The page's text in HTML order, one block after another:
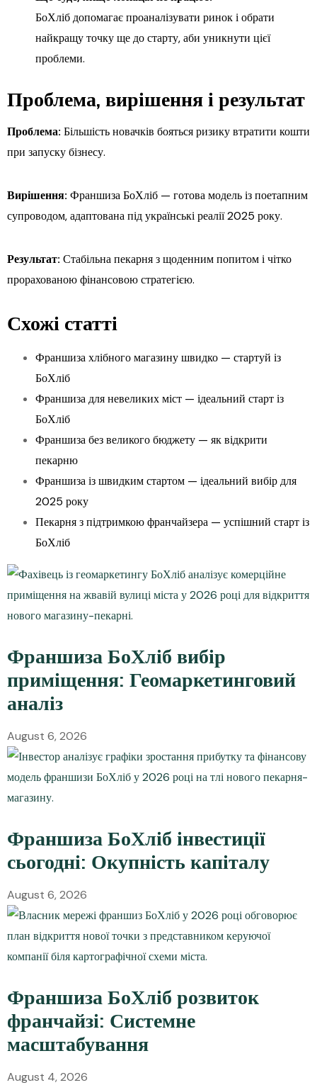
БоХліб допомагає проаналізувати ринок і обрати
найкращу точку ще до старту, аби уникнути цієї
проблеми.
Проблема, вирішення і результат
Проблема: Більшість новачків бояться ризику втратити кошти
при запуску бізнесу.
Вирішення: Франшиза БоХліб — готова модель із поетапним
супроводом, адаптована під українські реалії 2025 року.
Результат: Стабільна пекарня з щоденним попитом і чітко
прорахованою фінансовою стратегією.
Схожі статті
Франшиза хлібного магазину швидко — стартуй із
БоХліб
Франшиза для невеликих міст — ідеальний старт із
БоХліб
Франшиза без великого бюджету — як відкрити
пекарню
Франшиза із швидким стартом — ідеальний вибір для
2025 року
Пекарня з підтримкою франчайзера — успішний старт із
БоХліб
Франшиза БоХліб вибір
приміщення: Геомаркетинговий
аналіз
August 6, 2026
Франшиза БоХліб інвестиції
сьогодні: Окупність капіталу
August 6, 2026
Франшиза БоХліб розвиток
франчайзі: Системне
масштабування
August 4, 2026